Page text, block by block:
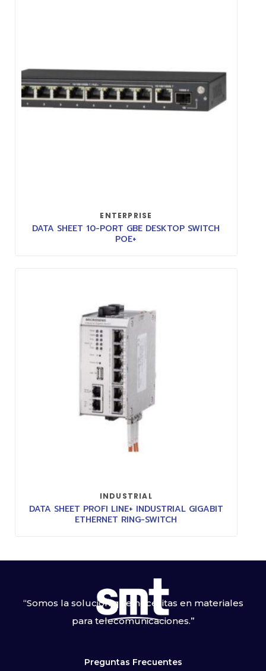
ENTERPRISE
DATA SHEET 10-PORT GBE DESKTOP SWITCH
POE+
INDUSTRIAL
DATA SHEET PROFI LINE+ INDUSTRIAL GIGABIT
ETHERNET RING-SWITCH
“Somos la solución que necesitas en materiales
para telecomunicaciones.”
Preguntas Frecuentes